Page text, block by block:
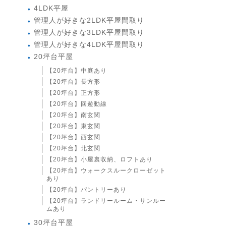
4LDK平屋
管理人が好きな2LDK平屋間取り
管理人が好きな3LDK平屋間取り
管理人が好きな4LDK平屋間取り
20坪台平屋
【20坪台】中庭あり
【20坪台】長方形
【20坪台】正方形
【20坪台】回遊動線
【20坪台】南玄関
【20坪台】東玄関
【20坪台】西玄関
【20坪台】北玄関
【20坪台】小屋裏収納、ロフトあり
【20坪台】ウォークスルークローゼット
あり
【20坪台】パントリーあり
【20坪台】ランドリールーム・サンルー
ムあり
30坪台平屋